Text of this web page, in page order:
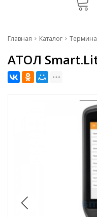
Главная Каталог
АТОЛ